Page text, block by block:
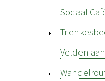
Sociaal
Velden